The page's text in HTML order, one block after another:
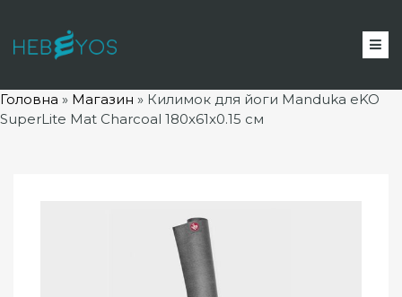
Головна » Магазин » Килимок для йоги Manduka eKO
SuperLite Mat Charcoal 180x61x0.15 см